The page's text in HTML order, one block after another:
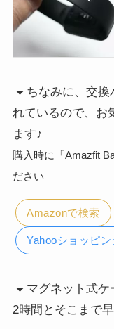
ちなみに、交換
れているので、お
ます♪
購入時に「Amazfit
ださい
Amazonで検索
Yahooショッピ
マグネット式
2時間とそこまで